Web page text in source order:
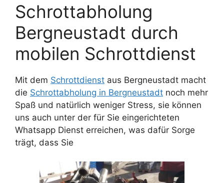
Schrottabholung
Bergneustadt durch
mobilen Schrottdienst
Mit dem Schrottdienst aus Bergneustadt macht
die Schrottabholung in Bergneustadt noch mehr
Spaß und natürlich weniger Stress, sie können
uns auch unter der für Sie eingerichteten
Whatsapp Dienst erreichen, was dafür Sorge
trägt, dass Sie